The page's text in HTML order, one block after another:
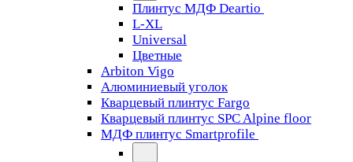
Плинтус МДФ Deartio
L-XL
Universal
Цветные
Arbiton Vigo
Алюминиевый уголок
Кварцевый плинтус Fargo
Кварцевый плинтус SPC Alpine floor
МДФ плинтус Smartprofile